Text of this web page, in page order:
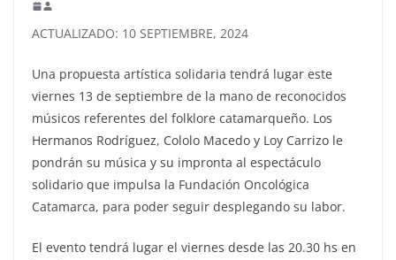
ACTUALIZADO: 10 SEPTIEMBRE, 2024
Una propuesta artística solidaria tendrá lugar este
viernes 13 de septiembre de la mano de reconocidos
músicos referentes del folklore catamarqueño. Los
Hermanos Rodríguez, Cololo Macedo y Loy Carrizo le
pondrán su música y su impronta al espectáculo
solidario que impulsa la Fundación Oncológica
Catamarca, para poder seguir desplegando su labor.
El evento tendrá lugar el viernes desde las 20.30 hs en